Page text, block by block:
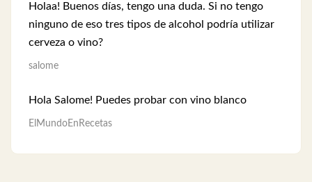
Holaa! Buenos días, tengo una duda. Si no tengo
ninguno de eso tres tipos de alcohol podría utilizar
cerveza o vino?
salome
Hola Salome! Puedes probar con vino blanco
ElMundoEnRecetas